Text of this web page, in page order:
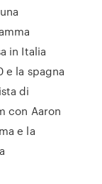
in Italia
e la spagna
di
con Aaron
e la